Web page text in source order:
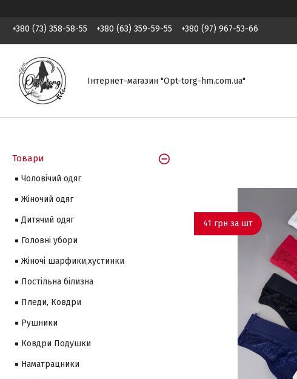
+380 (73) 358-58-55 +380 (63) 359-59-55 +380 (97) 967-53-66
Інтернет-магазин "Opt-torg-hm.com.ua"
41 грн за шт
Товари
Чоловічий одяг
Жіночий одяг
Дитячий одяг
Головні убори
Жіночі шарфики,хустинки
Постільна білизна
Пледи, Ковдри
Рушники
Ковдри Подушки
Наматрацники